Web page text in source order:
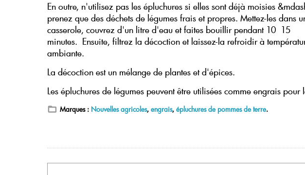
En outre, n'utilisez pas les épluchures si elles sont déjà moisies
prenez que des déchets de légumes frais et propres. Mettez-les dans
casserole, couvrez d'un litre d'eau et faites bouillir pendant 10 15
minutes. Ensuite, filtrez la décoction et laissez-la refroidir à
ambiante.
La décoction est un mélange de plantes et d'épices.
Les épluchures de légumes peuvent être utilisées comme engrais pour
Marques : Nouvelles agricoles, engrais, épluchures de pommes de terre.